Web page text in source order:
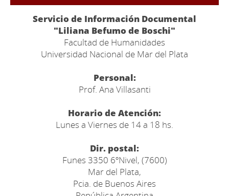
Servicio de Información Documental
"Liliana Befumo de Boschi"
Facultad de Humanidades
Universidad Nacional de Mar del Plata
Personal:
Prof. Ana Villasanti
Horario de Atención:
Lunes a Viernes de 14 a 18 hs.
Dir. postal:
Funes 3350 6ºNivel, (7600)
Mar del Plata,
Pcia. de Buenos Aires